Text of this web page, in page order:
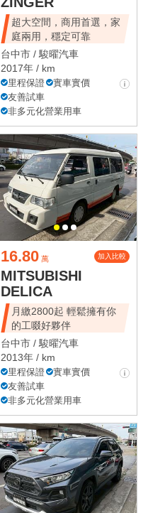
超大空間，商用首選，家
庭兩用，穩定可靠
台中市 / 駿曜汽車
2017年 / km
里程保證
實車實價
友善試車
非多元化營業用車
16.80 萬 加入比較
MITSUBISHI
DELICA
月繳2800起 輕鬆擁有你
的工啜好夥伴
台中市 / 駿曜汽車
2013年 / km
里程保證
實車實價
友善試車
非多元化營業用車